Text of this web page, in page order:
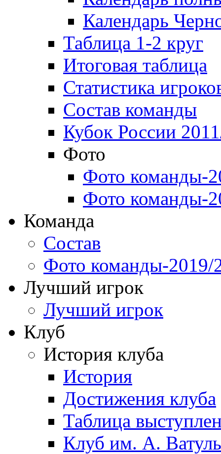
Календарь
Таблица 1-2 круг
Итоговая таблица
Статистика
Состав команды
Кубок России
Фото
Фото команды-
Фото команды-
Команда
Состав
Фото команды-2019/
Лучший игрок
Лучший игрок
Клуб
История клуба
История
Достижения клуба
Таблица
Клуб им. А.